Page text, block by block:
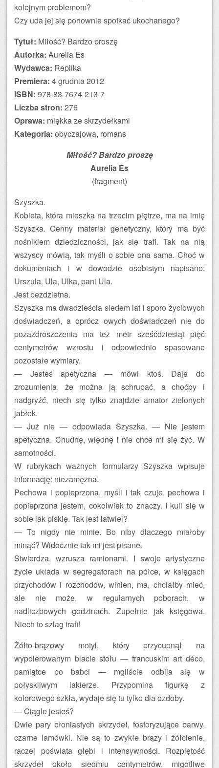
kolejnym problemom?
Czy uda jej się ponownie spotkać ukochanego?
Tytuł: Miłość? Bardzo proszę
Autorka: Aurelia Es
Wydawca: Replika
Premiera: 4 grudnia 2012
ISBN: 978-83-7674-213-7
Liczba stron: 276
Oprawa: miękka ze skrzydełkami
Kategoria: obyczajowa, romans
Miłość? Bardzo proszę
Aurelia Es
(fragment)
Szyszka.
Kobieta, która mieszka na trzecim piętrze, ma na imię
Szyszka. Cenny materiał genetyczny, który ma być
nośnikiem dziedziczności, jak się trafi. Tak na nią
wszyscy mówią, tak myśli o sobie ona sama. Choć w
dokumentach i w dowodzie osobistym napisano:
Urszula. Ula, Ulka, pani Ula.
Jest bezdzietna.
Szyszka ma dwadzieścia siedem lat i sporo życiowych
doświadczeń, a oprócz owych doświadczeń nie do
pozazdroszczenia ma też metr sześćdziesiąt pięć
centymetrów wzrostu i odpowiednio spasowane
pozostałe wymiary.
— Jesteś apetyczna — mówi ktoś. Daje do
zrozumienia, że można ją schrupać, a choćby i
nadgryźć, niech się tylko znajdzie amator zielonych
jabłek.
— Już nie — odpowiada Szyszka. — Nie jestem
apetyczna. Chudnę, więdnę i nie chce mi się żyć. W
samotności.
W rubrykach ważnych formularzy Szyszka wpisuje
informację: niezamężna.
Pechowa i popieprzona, myśli i tak czuje, pechowa i
popieprzona jestem, cokolwiek to znaczy. I kuli się w
sobie jak pisklę. Tak jest łatwiej?
— To nigdy nie minie. Bo niby dlaczego miałoby
minąć? Widocznie tak mi jest pisane.
Stwierdza, wzrusza ramionami. I swoje artystyczne
życie układa w segregatorach na półce, w księgach
przychodów i rozchodów, winien, ma, chciałby mieć,
ale nie może, w regularnych poborach, w
nadliczbowych godzinach. Zupełnie jak księgowa.
Niech to szlag trafi!
Żółto-brązowy motyl, który przycupnął na
wypolerowanym blacie stołu — francuskim art déco,
pamiątce po babci — mgliście odbija się w
połyskliwym lakierze. Przypomina figurkę z
kolorowego szkła, wydaje się tu tylko dla ozdoby.
— Ciągle jesteś?
Dwie pary błoniastych skrzydeł, fosforyzujące barwy,
czarne lamówki. Nie są to zwykłe brązy i żółcienie,
raczej poświata głębi i intensywności. Rozpiętość
skrzydeł około siedmiu centymetrów, migotliwe